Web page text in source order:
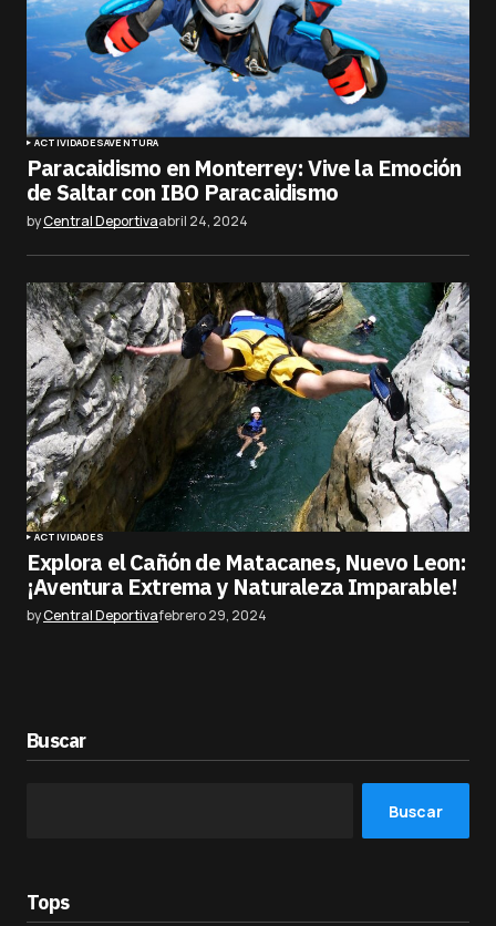
ACTIVIDADESAVENTURA
Paracaidismo en Monterrey: Vive la Emoción
de Saltar con IBO Paracaidismo
byCentral Deportivaabril 24, 2024
ACTIVIDADES
Explora el Cañón de Matacanes, Nuevo Leon:
¡Aventura Extrema y Naturaleza Imparable!
byCentral Deportivafebrero 29, 2024
Buscar
Buscar
Tops